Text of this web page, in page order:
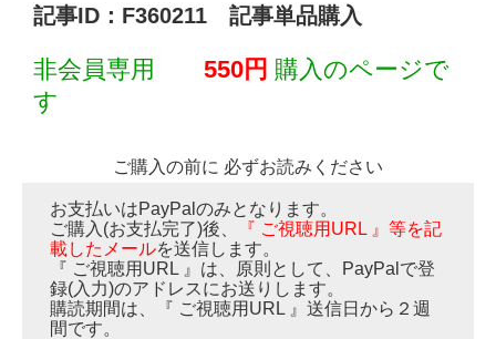
記事ID：F360211 記事単品購入
非会員専用 550円 購入のページで
す
ご購入の前に 必ずお読みください
お支払いはPayPalのみとなります。
ご購入(お支払完了)後、
『 ご視聴用URL 』等を記
載したメールを送信します。
『 ご視聴用URL 』は、原則として、PayPalで登
録(入力)のアドレスにお送りします。
購読期間は、『 ご視聴用URL 』送信日から２週
間です。